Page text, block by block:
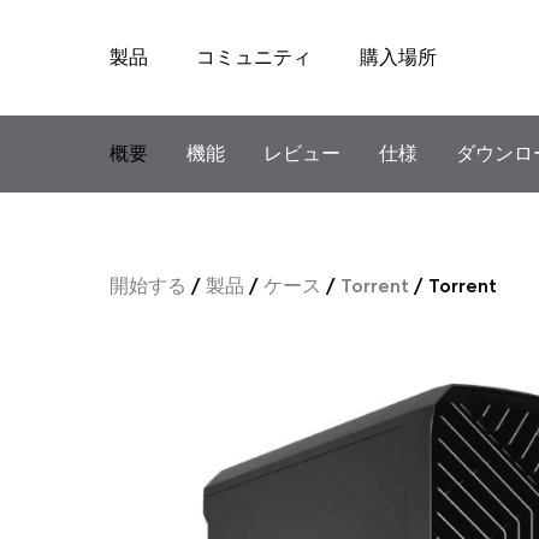
製品 コミュニティ 購入場所
概要
機能 レビュー 仕様 ダウンロ
開始する /製品 /ケース / Torrent / Torrent